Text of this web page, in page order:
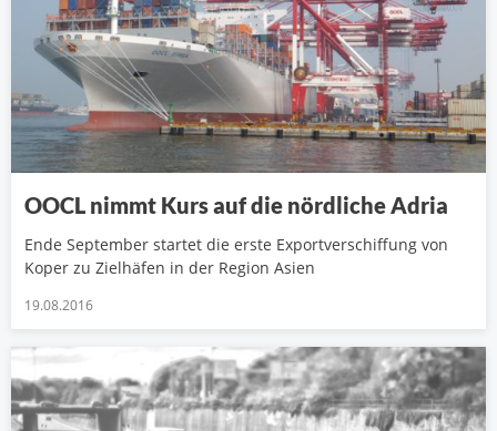
OOCL nimmt Kurs auf die nördliche Adria
Ende September startet die erste Exportverschiffung von
Koper zu Zielhäfen in der Region Asien
19.08.2016